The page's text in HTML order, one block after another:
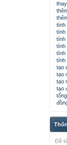
tính
tính
tính
tính
tính
tính
tạo
tạo
tạo
tạo
Đề